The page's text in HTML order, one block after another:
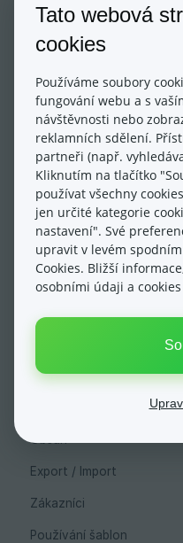
Kategorie
Objednávky
Obsah
Export / Import
Zákazníci
Používání šablon
Jednorázové získání
zasílání newsletterové
(dostupný v sekci E-
souhlas se zasíláním
GDPR (chcete si např.
košér cestou nasbírané
newsletteru), nebo,
např. také souhlas se
na vašem webu při
Velmi málo
Evidence
Evidence informací o
které vám poskytl a
informovali, je nezbytná
na žádost samotného
potencionálního sporu
informace dohledám a jaké
možné pohodlně filtrovat
Velmi málo
Tato webová
cookies
Používáme soubory
fungování webu a s
návštěvnosti nebo
reklamních sdělení.
partneři (např.
Kliknutím na tlačítko
používat všechny
jen určité kategorie
nastavení". Své
upravit v levém
Cookies. Bližší
osobními údaji a